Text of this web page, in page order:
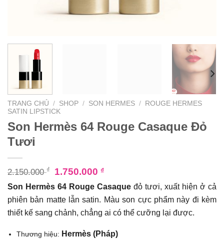
TRANG CHỦ / SHOP / SON HERMES /
ROUGE HERMES
SATIN LIPSTICK
Son Hermès 64 Rouge Casaque Đỏ
Tươi
2.150.000₫ 1.750.000 ₫
Son Hermès 64 Rouge Casaque đỏ tươi, xuất hiện ở cả
phiên bản matte lẫn satin. Màu son cực phẩm này đi kèm
thiết kế sang chảnh, chẳng ai có thể cưỡng lại được.
Thương hiệu: Hermès (Pháp)